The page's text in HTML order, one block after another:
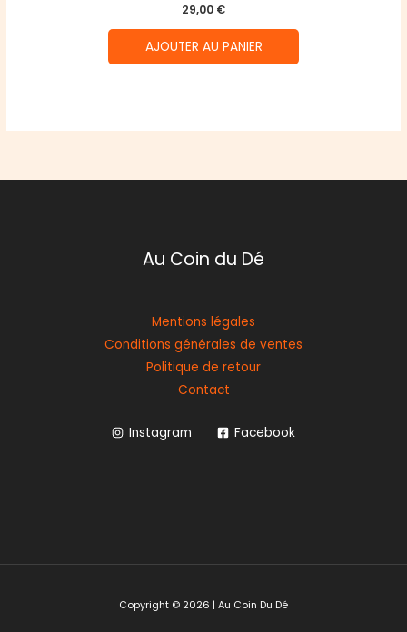
29,00 €
AJOUTER AU PANIER
Au Coin du Dé
Mentions légales
Conditions générales de ventes
Politique de retour
Contact
Instagram Facebook
Copyright © 2026 | Au Coin Du Dé